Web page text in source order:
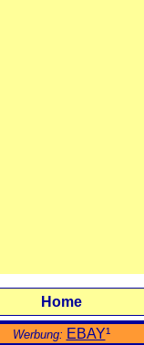
Home
Werbung: EBAY¹